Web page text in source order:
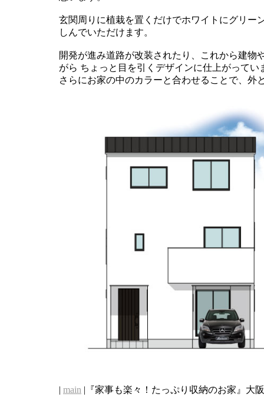
玄関周りに植栽を置くだけでホワイトにグリー
しんでいただけます。
開発が進み道路が改装されたり、これから建物
がら ちょっと目を引くデザインに仕上がってい
さらにお家の中のカラーと合わせることで、外
| main |『家事も楽々！たっぷり収納のお家』大